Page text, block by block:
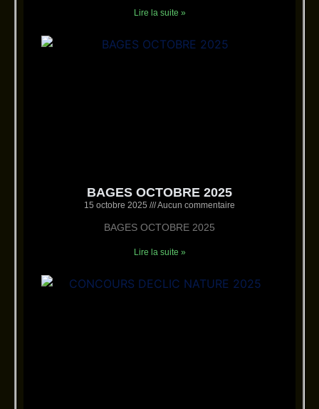
Lire la suite »
BAGES OCTOBRE 2025
15 octobre 2025 Aucun commentaire
BAGES OCTOBRE 2025
Lire la suite »